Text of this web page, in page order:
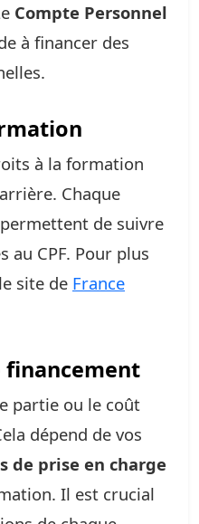
Compte Personnel
à financer des
à la formation
Chaque
de suivre
au CPF. Pour plus
site de France
financement
partie ou le coût
dépend de vos
de prise en charge
Il est crucial